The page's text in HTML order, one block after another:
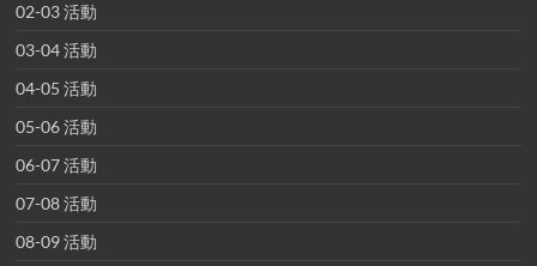
02-03 活動
03-04 活動
04-05 活動
05-06 活動
06-07 活動
07-08 活動
08-09 活動